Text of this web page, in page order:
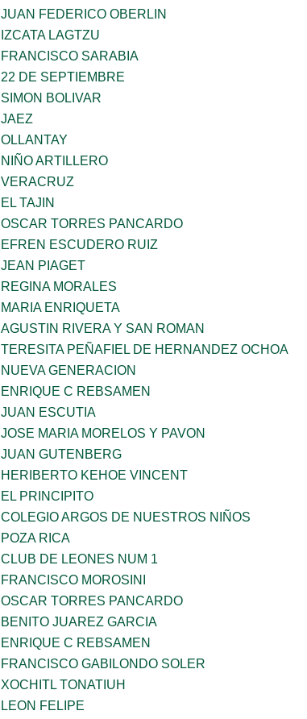
JUAN FEDERICO OBERLIN
IZCATA LAGTZU
FRANCISCO SARABIA
22 DE SEPTIEMBRE
SIMON BOLIVAR
JAEZ
OLLANTAY
NIÑO ARTILLERO
VERACRUZ
EL TAJIN
OSCAR TORRES PANCARDO
EFREN ESCUDERO RUIZ
JEAN PIAGET
REGINA MORALES
MARIA ENRIQUETA
AGUSTIN RIVERA Y SAN ROMAN
TERESITA PEÑAFIEL DE HERNANDEZ OCHOA
NUEVA GENERACION
ENRIQUE C REBSAMEN
JUAN ESCUTIA
JOSE MARIA MORELOS Y PAVON
JUAN GUTENBERG
HERIBERTO KEHOE VINCENT
EL PRINCIPITO
COLEGIO ARGOS DE NUESTROS NIÑOS
POZA RICA
CLUB DE LEONES NUM 1
FRANCISCO MOROSINI
OSCAR TORRES PANCARDO
BENITO JUAREZ GARCIA
ENRIQUE C REBSAMEN
FRANCISCO GABILONDO SOLER
XOCHITL TONATIUH
LEON FELIPE